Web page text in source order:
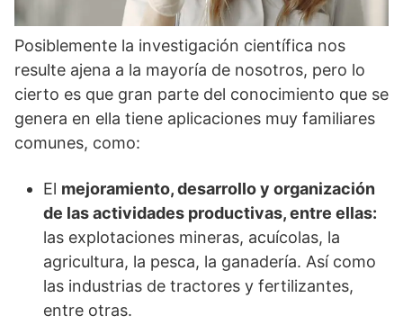
Posiblemente la investigación científica nos
resulte ajena a la mayoría de nosotros, pero lo
cierto es que gran parte del conocimiento que se
genera en ella tiene aplicaciones muy familiares
comunes, como:
El mejoramiento, desarrollo y organización
de las actividades productivas, entre ellas:
las explotaciones mineras, acuícolas, la
agricultura, la pesca, la ganadería. Así como
las industrias de tractores y fertilizantes,
entre otras.